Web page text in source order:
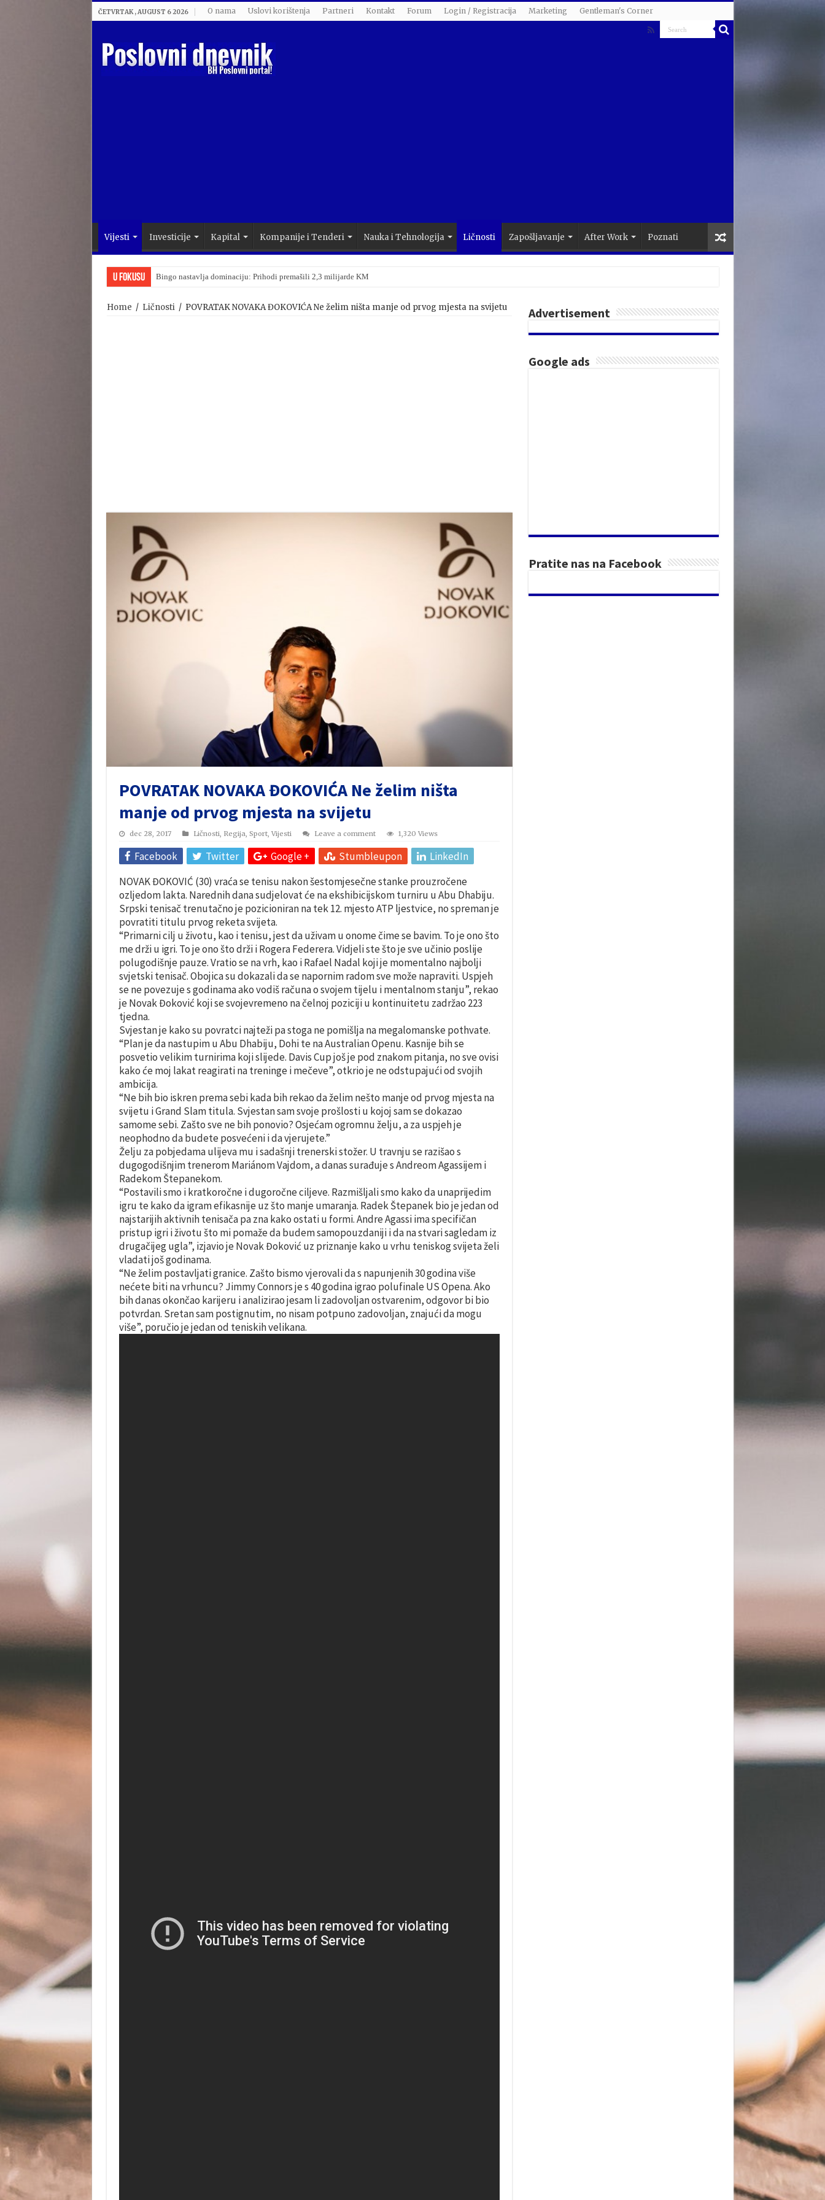
ČETVRTAK , AUGUST 6 2026 O nama Uslovi korištenja Partneri Kontakt Forum Login / Registracija Marketing Gentleman's Corner
Vijesti Investicije Kapital Kompanije i Tenderi Nauka i Tehnologija Ličnosti Zapošljavanje After Work Poznati
U Fokusu Bingo nastavlja dominaciju: Prihodi premašili 2,3 milijarde KM
Viktor Orban upravo priznao poraz na parlamentarnim izborima u Mađarskoj
Home / Ličnosti / POVRATAK NOVAKA ĐOKOVIĆA Ne želim ništa manje od prvog mjesta na svijetu
POVRATAK NOVAKA ĐOKOVIĆA Ne želim ništa
manje od prvog mjesta na svijetu
dec 28, 2017 Ličnosti, Regija, Sport, Vijesti Leave a comment 1,320 Views
Facebook Twitter Google + Stumbleupon
LinkedIn
NOVAK ĐOKOVIĆ (30) vraća se tenisu nakon šestomjesečne stanke prouzročene
ozljedom lakta. Narednih dana sudjelovat će na ekshibicijskom turniru u Abu Dhabiju.
Srpski tenisač trenutačno je pozicioniran na tek 12. mjesto ATP ljestvice, no spreman je
povratiti titulu prvog reketa svijeta.
“Primarni cilj u životu, kao i tenisu, jest da uživam u onome čime se bavim. To je ono što
me drži u igri. To je ono što drži i Rogera Federera. Vidjeli ste što je sve učinio poslije
polugodišnje pauze. Vratio se na vrh, kao i Rafael Nadal koji je momentalno najbolji
svjetski tenisač. Obojica su dokazali da se napornim radom sve može napraviti. Uspjeh
se ne povezuje s godinama ako vodiš računa o svojem tijelu i mentalnom stanju”, rekao
je Novak Đoković koji se svojevremeno na čelnoj poziciji u kontinuitetu zadržao 223
tjedna.
Svjestan je kako su povratci najteži pa stoga ne pomišlja na megalomanske pothvate.
“Plan je da nastupim u Abu Dhabiju, Dohi te na Australian Openu. Kasnije bih se
posvetio velikim turnirima koji slijede. Davis Cup još je pod znakom pitanja, no sve ovisi
kako će moj lakat reagirati na treninge i mečeve”, otkrio je ne odstupajući od svojih
ambicija.
“Ne bih bio iskren prema sebi kada bih rekao da želim nešto manje od prvog mjesta na
svijetu i Grand Slam titula. Svjestan sam svoje prošlosti u kojoj sam se dokazao
samome sebi. Zašto sve ne bih ponovio? Osjećam ogromnu želju, a za uspjeh je
neophodno da budete posvećeni i da vjerujete.”
Želju za pobjedama ulijeva mu i sadašnji trenerski stožer. U travnju se razišao s
dugogodišnjim trenerom Mariánom Vajdom, a danas surađuje s Andreom Agassijem i
Radekom Štepanekom.
“Postavili smo i kratkoročne i dugoročne ciljeve. Razmišljali smo kako da unaprijedim
igru te kako da igram efikasnije uz što manje umaranja. Radek Štepanek bio je jedan od
najstarijih aktivnih tenisača pa zna kako ostati u formi. Andre Agassi ima specifičan
pristup igri i životu što mi pomaže da budem samopouzdaniji i da na stvari sagledam iz
drugačijeg ugla”, izjavio je Novak Đoković uz priznanje kako u vrhu teniskog svijeta želi
vladati još godinama.
“Ne želim postavljati granice. Zašto bismo vjerovali da s napunjenih 30 godina više
nećete biti na vrhuncu? Jimmy Connors je s 40 godina igrao polufinale US Opena. Ako
bih danas okončao karijeru i analizirao jesam li zadovoljan ostvarenim, odgovor bi bio
potvrdan. Sretan sam postignutim, no nisam potpuno zadovoljan, znajući da mogu
više”, poručio je jedan od teniskih velikana.
Advertisement
Google ads
Pratite nas na Facebook